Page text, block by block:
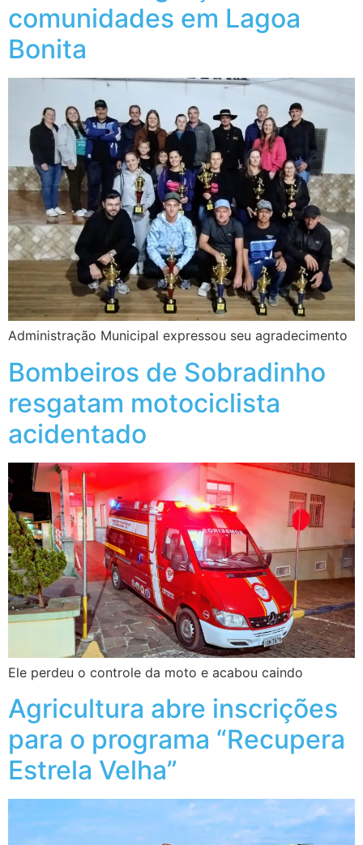
comunidades em Lagoa
Bonita
Administração Municipal expressou seu agradecimento
Bombeiros de Sobradinho
resgatam motociclista
acidentado
Ele perdeu o controle da moto e acabou caindo
Agricultura abre inscrições
para o programa “Recupera
Estrela Velha”